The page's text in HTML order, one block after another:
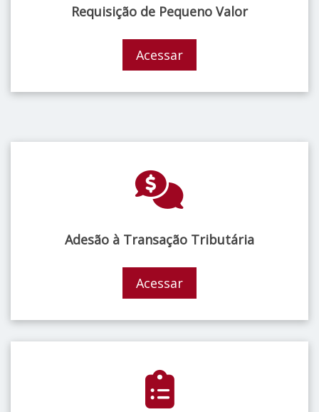
Requisição de Pequeno Valor
Acessar
Adesão à Transação Tributária
Acessar